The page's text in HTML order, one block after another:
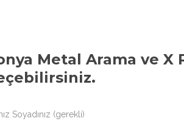
Metal Arama ve X
Soyadınız (gerekli)